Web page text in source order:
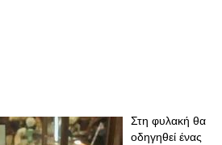
Στη φυλακή θα
οδηγηθεί ένας